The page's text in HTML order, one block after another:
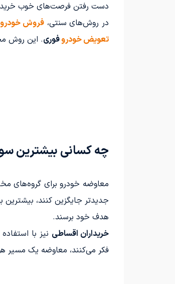
دست رفتن فرصت‌های خوب
در روش‌های سنتی،فروش خودرو
تعویض خودروفوری. این روش
چه کسانی بیشترین
معاوضه خودرو برای گروه‌های
جدیدتر جایگزین کنند،
هدف خود برسند.
خریداران اقساطی نیز با استفاده
فکر می‌کنند، معاوضه یک مسیر